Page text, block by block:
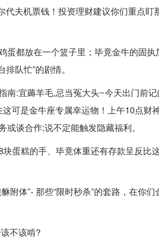
代夫机票钱！投资理财建议你们重点盯
蛋都放在一个篮子里；毕竟金牛的固执
队忙”的剧情。
南:宜薅羊毛,忌当冤大头~今天出门前
这可是金牛座专属幸运物！上午10点财
谈合作;说不定能触发隐藏福利。
蛋糕的手、毕竟体重还有存款呈反比
附体”- 那些“限时秒杀”的套路，在你
不该啃?